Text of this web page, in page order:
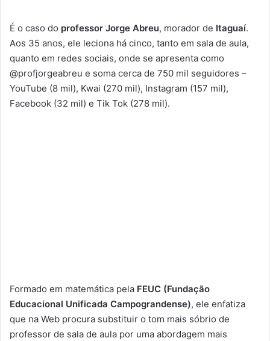
É o caso do professor Jorge Abreu, morador de Itaguaí.
Aos 35 anos, ele leciona há cinco, tanto em sala de aula,
quanto em redes sociais, onde se apresenta como
@profjorgeabreu e soma cerca de 750 mil seguidores –
YouTube (8 mil), Kwai (270 mil), Instagram (157 mil),
Facebook (32 mil) e Tik Tok (278 mil).
Formado em matemática pela FEUC (Fundação
Educacional Unificada Campograndense), ele enfatiza
que na Web procura substituir o tom mais sóbrio de
professor de sala de aula por uma abordagem mais